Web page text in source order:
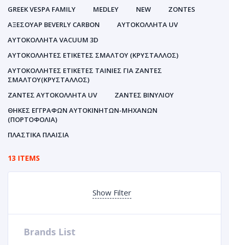
GREEK VESPA FAMILY
MEDLEY NEW
ZONTES
ΑΞΕΣΟΥΑΡ BEVERLY CARBON
ΑΥΤΟΚΌΛΛΗΤΑ UV
ΑΥΤΟΚΌΛΛΗΤΑ VACUUM 3D
ΑΥΤΟΚΌΛΛΗΤΕΣ ΕΤΙΚΈΤΕΣ ΣΜΆΛΤΟΥ (ΚΡΥΣΤΑΛΛΟΣ)
ΑΥΤΟΚΌΛΛΗΤΕΣ ΕΤΙΚΈΤΕΣ ΤΑΙΝΊΕΣ ΓΙΑ ΖΆΝΤΕΣ
ΣΜΆΛΤΟΥ(ΚΡΎΣΤΑΛΛΟΣ)
ΖΆΝΤΕΣ ΑΥΤΟΚΌΛΛΗΤΑ UV
ΖΆΝΤΕΣ ΒΙΝΥΛΊΟΥ
ΘΉΚΕΣ ΕΓΓΡΆΦΩΝ ΑΥΤΟΚΙΝΗΤΩΝ-ΜΗΧΑΝΩΝ
(ΠΟΡΤΟΦΌΛΙΑ)
ΠΛΑΣΤΙΚΆ ΠΛΑΊΣΙΑ
13 ITEMS
Show Filter
Brands List